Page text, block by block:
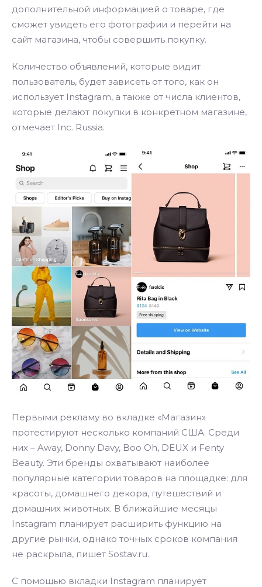
дополнительной информацией о товаре, где
сможет увидеть его фотографии и перейти на
сайт магазина, чтобы совершить покупку.
Количество объявлений, которые видит
пользователь, будет зависеть от того, как он
использует Instagram, а также от числа клиентов,
которые делают покупки в конкретном магазине,
отмечает Inc. Russia.
Первыми рекламу во вкладке «Магазин»
протестируют несколько компаний США. Среди
них – Away, Donny Davy, Boo Oh, DEUX и Fenty
Beauty. Эти бренды охватывают наиболее
популярные категории товаров на площадке: для
красоты, домашнего декора, путешествий и
домашних животных. В ближайшие месяцы
Instagram планирует расширить функцию на
другие рынки, однако точных сроков компания
не раскрыла, пишет Sostav.ru.
С помощью вкладки Instagram планирует